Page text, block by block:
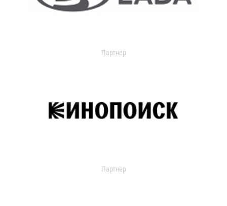
Партнер
Партнер